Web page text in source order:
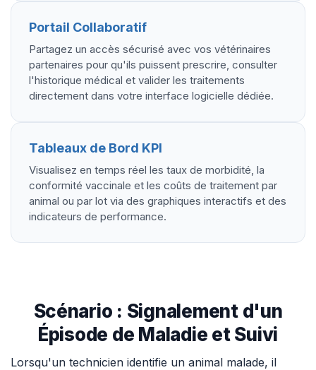
Portail Collaboratif
Partagez un accès sécurisé avec vos vétérinaires
partenaires pour qu'ils puissent prescrire, consulter
l'historique médical et valider les traitements
directement dans votre interface logicielle dédiée.
Tableaux de Bord KPI
Visualisez en temps réel les taux de morbidité, la
conformité vaccinale et les coûts de traitement par
animal ou par lot via des graphiques interactifs et des
indicateurs de performance.
Scénario : Signalement d'un
Épisode de Maladie et Suivi
Lorsqu'un technicien identifie un animal malade, il